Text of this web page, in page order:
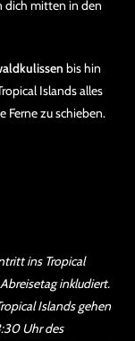
dich mitten in den
bis hin
Islands alles
Ferne zu schieben.
ins Tropical
inkludiert.
Islands gehen
Uhr des